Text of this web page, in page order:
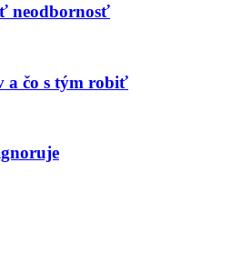
neodbornosť
a čo s tým robiť